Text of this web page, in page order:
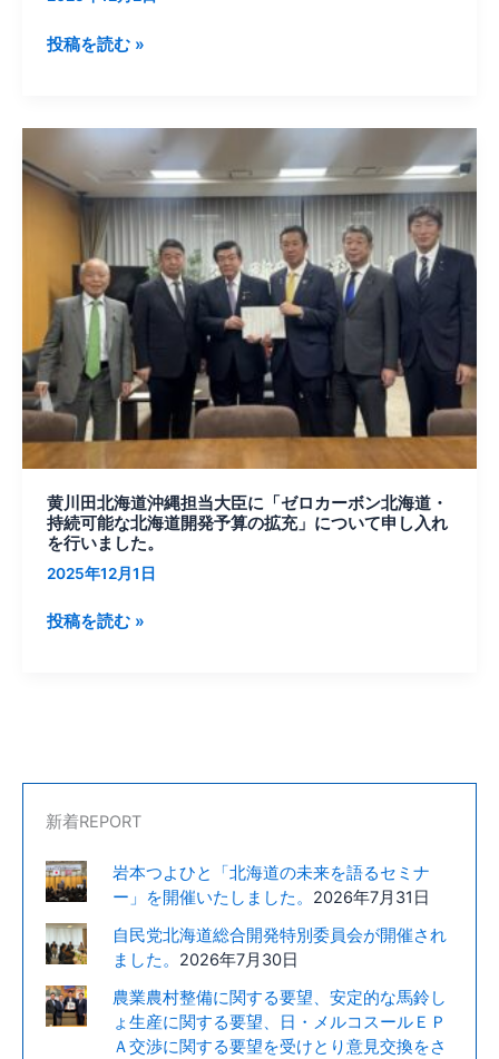
入
ま
し
海
続
能
道
開
発
予
算
の
拡
充」
に
つ
い
て
し
し
投稿を読む »
黄川田北海道沖縄担当大臣に「ゼロカーボン北海道・
持続可能な北海道開発予算の拡充」について申し入れ
を行いました。
2025年12月1日
川
田
沖
縄
担
当
大
ロ
カ
ー
ン
可
能
な
北
海
開
発
予
算
投稿を読む »
新着REPORT
岩本つよひと「北海道の未来を語るセミナ
ー」を開催いたしました。
2026年7月31日
自民党北海道総合開発特別委員会が開催され
ました。
2026年7月30日
農業農村整備に関する要望、安定的な馬鈴し
ょ生産に関する要望、日・メルコスールＥＰ
Ａ交渉に関する要望を受けとり意見交換をさ